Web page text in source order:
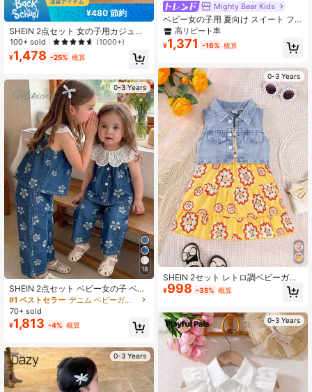
¥480 節約
SHEIN 2点セット 女の子用カジュア
ル可愛いリボンパターンワンピース
と一つボタンデニムベスト
100+ sold (1000+)
¥1,478 -25% 概算
0-3 Years
18
SHEIN 2点セット ベビー女の子 ベス
トセット、ファッショナブルで多用
途なピーターパンカラー ラペルベス
ト カーディガン トップ ディープブ
ルー ジャカードデザインとマッチン
グルーズロングパンツ、スタイリッ
シュで甘くクールな雰囲気、ベビー
女の子の夏の日々のルーズで快適な
着用、アウトドア遊び、カジュアル
な休暇または家族の集まりに適して
います
#1 ベストセラー
デニム ベビーガールズタンクトップコーデ
70+ sold
¥1,813 -4% 概算
0-3 Years
Mighty Bear Kids
ベビー女の子用 夏向け スイート フ
ァッション エレガント リボン付きト
ップス＆ファッショナブル 多用途 リ
ボン付きスカートショーツ 2点セッ
学校、通勤、バケーションに適して
います
高リピート率
¥1,371 -16% 概算
0-3 Years
SHEIN 2セット レトロ調ベビーガー
ルデニムベスト&ジャンプスーツセッ
ト、カジュアルアウトフィット
¥998 -35% 概算
0-3 Years